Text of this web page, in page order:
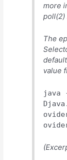
more
poll(2)
The
value
java